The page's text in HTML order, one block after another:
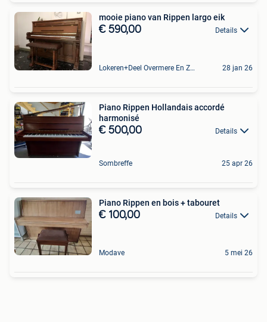
mooie piano van Rippen largo eik
€ 590,00 Details
Lokeren+Deel Overmere En Zele 28 jan 26
Piano Rippen Hollandais accordé
harmonisé
€ 500,00 Details
Sombreffe 25 apr 26
Piano Rippen en bois + tabouret
€ 100,00 Details
Modave 5 mei 26